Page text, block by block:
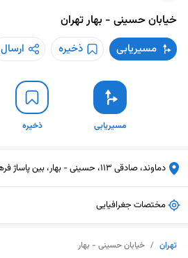
خیابان حسینی - بهارتهران
مسیریابی ذخیره ارسال
مسیریابی ذخیره
دماوند، صادقی 113، حسینی - بهار، بین پاساژ فرهاد و ملکی 111
مختصات جغرافیایی
تهران / خیابان حسینی - بهار